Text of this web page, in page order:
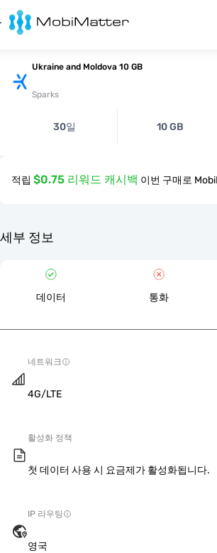
Ukraine and Moldova 10 GB
Sparks
30일 10 GB
적립 $0.75 리워드 캐시백 이번 구매로
세부 정보
데이터 통화
네트워크
4G/LTE
활성화 정책
첫 데이터 사용 시 요금제가 활성화됩니다.
IP 라우팅
영국